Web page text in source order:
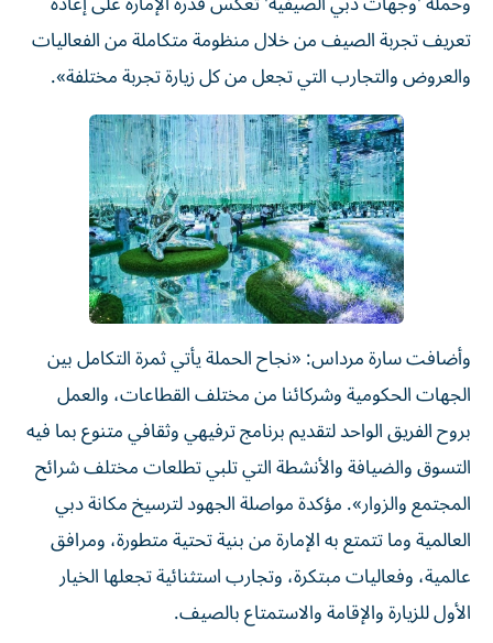
تعريف تجربة الصيف من خلال منظومة متكاملة من الفعاليات
والعروض والتجارب التي تجعل من كل زيارة تجربة مختلفة».
وأضافت سارة مرداس: «نجاح الحملة يأتي ثمرة التكامل بين
الجهات الحكومية وشركائنا من مختلف القطاعات، والعمل
بروح الفريق الواحد لتقديم برنامج ترفيهي وثقافي متنوع بما فيه
التسوق والضيافة والأنشطة التي تلبي تطلعات مختلف شرائح
المجتمع والزوار». مؤكدة مواصلة الجهود لترسيخ مكانة دبي
العالمية وما تتمتع به الإمارة من بنية تحتية متطورة، ومرافق
عالمية، وفعاليات مبتكرة، وتجارب استثنائية تجعلها الخيار
الأول للزيارة والإقامة والاستمتاع بالصيف.